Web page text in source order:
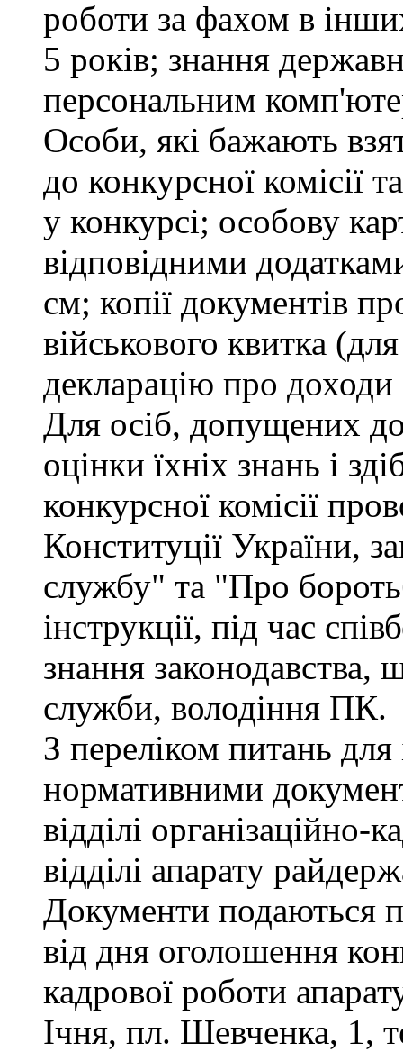
роботи за фахом в
5 років; знання
персональним
Особи, які бажають
до конкурсної комісії
у конкурсі; особову
відповідними
см; копії документів
військового квитка
декларацію про доходи
Для осіб, допущених
оцінки їхніх знань і
конкурсної комісії
Конституції України,
службу" та "Про
інструкції, під час
знання законодавства,
служби, володіння ПК.
З переліком питань
нормативними
відділі організаційно-
відділі апарату
Документи подаються
від дня оголошення
кадрової роботи
Ічня, пл. Шевченка, 1,